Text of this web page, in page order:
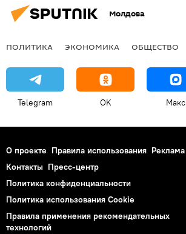
Молдова
ПОЛИТИКА ЭКОНОМИКА ОБЩЕСТВО
Telegram OK Макс
О проекте Правила использования Реклама
Контакты Пресс-центр
Политика конфиденциальности
Политика использования Cookie
Правила применения рекомендательных
технологий